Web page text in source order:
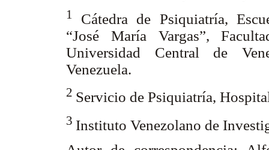
1 Cátedra de Psiquiatría,
“José María Vargas”,
Universidad Central de
Venezuela.
2 Servicio de Psiquiatría,
3 Instituto Venezolano de